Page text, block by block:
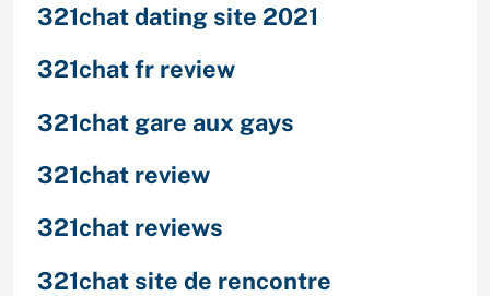
321chat dating site 2021
321chat fr review
321chat gare aux gays
321chat review
321chat reviews
321chat site de rencontre